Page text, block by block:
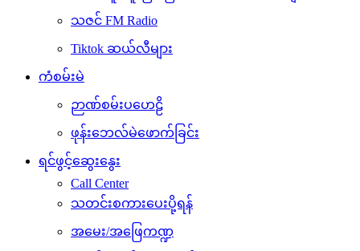
သဇင် FM Radio
Tiktok ဆယ်လီများ
ကံစမ်းမဲ
ဉာဏ်စမ်းပဟေဠိ
ဖုန်းဘေလ်မဲဖောက်ခြင်း
ရင်ဖွင့်ဆွေးနွေး
Call Center
သတင်းစကားပေးပို့ရန်
အမေး/အဖြေကဏ္ဍ